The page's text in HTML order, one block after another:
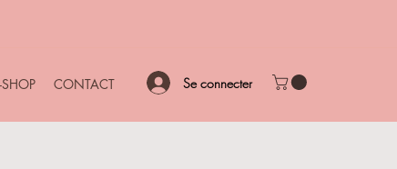
SHOP CONTACT Se connecter